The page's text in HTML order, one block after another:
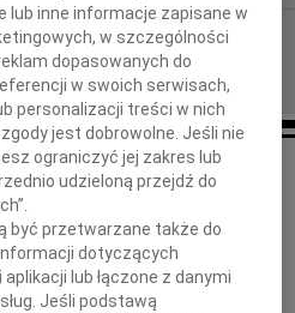
Z głębokim żalem zawiadamiamy,
że 31 maja 2018 roku odszedł od nas
w wieku 84 lat
nasz ukochany Brat
lub inne informacje zapisane w
w szczególności
dopasowanych do
w swoich serwisach,
personalizacji treści w nich
jest dobrowolne. Jeśli nie
ograniczyć jej zakres lub
udzieloną przejdź do
być przetwarzane także do
dotyczących
lub łączone z danymi
Jeśli podstawą